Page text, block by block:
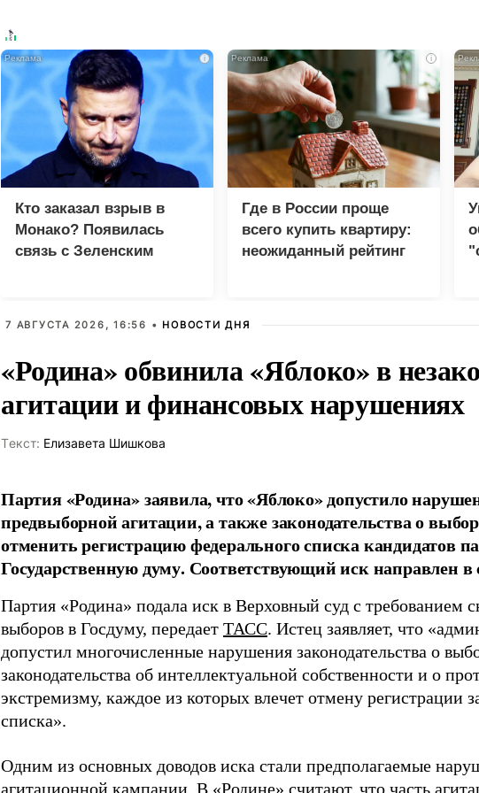
i
Кто заказал взрыв в
Монако? Появилась
связь с Зеленским
i
Где в России проще
всего купить квартиру:
неожиданный рейтинг
7 АВГУСТА 2026, 16:56 • НОВОСТИ ДНЯ
«Родина» обвинила «Яблоко» в
агитации и финансовых нарушениях
Tекст: Елизавета Шишкова
Партия «Родина» заявила, что «Яблоко» допустило
предвыборной агитации, а также законодательства о
отменить регистрацию федерального списка кандидатов
Государственную думу. Соответствующий иск направлен в
Партия «Родина» подала иск в Верховный суд с требованием
выборов в Госдуму, передает ТАСС. Истец заявляет, что
допустил многочисленные нарушения законодательства о
законодательства об интеллектуальной собственности и о
экстремизму, каждое из которых влечет отмену регистрации
списка».
Одним из основных доводов иска стали предполагаемые
агитационной кампании. В «Родине» считают, что часть